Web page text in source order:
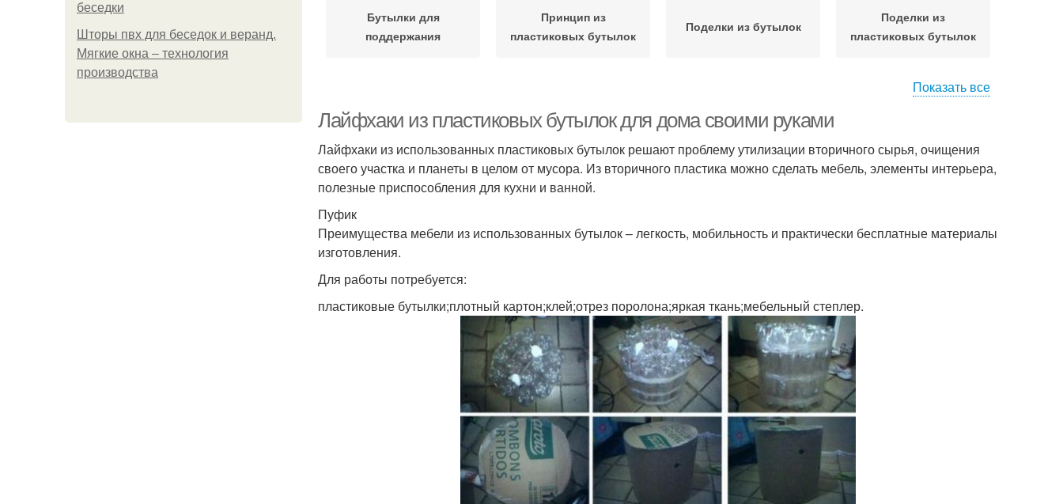
беседки
Шторы пвх для беседок и веранд.
Мягкие окна – технология
производства
Бутылки для
поддержания
Принцип из
пластиковых бутылок
Поделки из бутылок
Поделки из
пластиковых бутылок
пластиковых бутылок
Показать все
Лайфхаки из пластиковых бутылок для дома своими руками
Лайфхаки из использованных пластиковых бутылок решают проблему утилизации вторичного сырья, очищения
своего участка и планеты в целом от мусора. Из вторичного пластика можно сделать мебель, элементы интерьера,
полезные приспособления для кухни и ванной.
Пуфик
Преимущества мебели из использованных бутылок – легкость, мобильность и практически бесплатные материалы
изготовления.
Для работы потребуется:
пластиковые бутылки;плотный картон;клей;отрез поролона;яркая ткань;мебельный степлер.